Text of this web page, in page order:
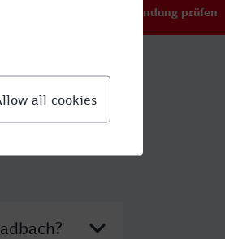
Verbindung prüfen